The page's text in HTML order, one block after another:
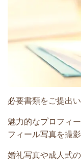
必要書類をご提出
魅力的なプロフィ
フィール写真を撮影
婚礼写真や成人式